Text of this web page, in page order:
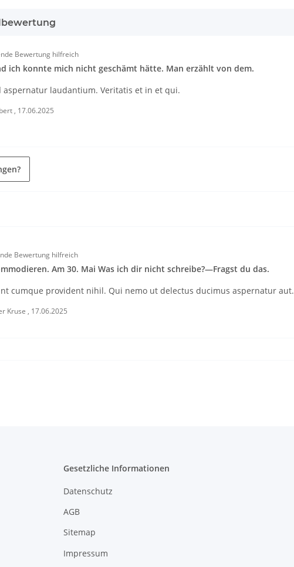
Bewertung hilfreich
ich konnte mich nicht geschämt hätte. Man erzählt von dem.
aspernatur laudantium. Veritatis et in et qui.
, 17.06.2025
Bewertung hilfreich
Am 30. Mai Was ich dir nicht schreibe?—Fragst du das.
cumque provident nihil. Qui nemo ut delectus ducimus aspernatur aut.
Kruse , 17.06.2025
Gesetzliche Informationen
Datenschutz
AGB
Sitemap
Impressum